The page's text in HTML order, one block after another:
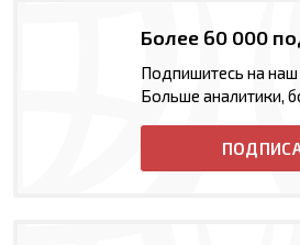
Более 60 000
Подпишитесь на наш
Больше аналитики,